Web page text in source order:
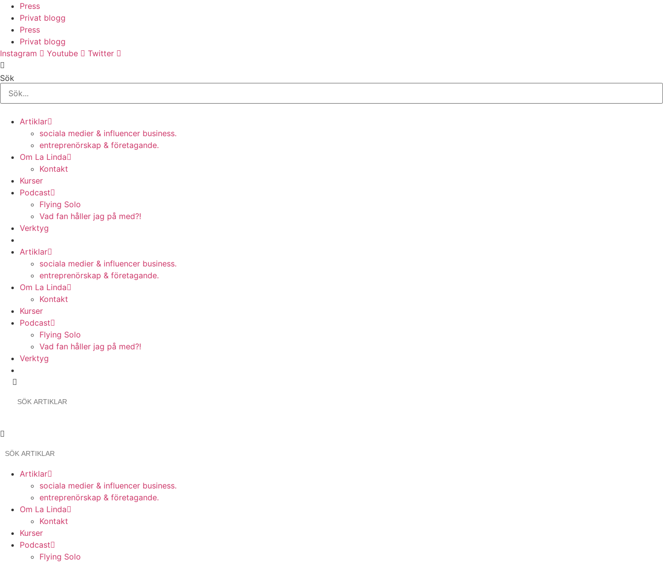
Hoppa
innehåll
Press
Privat blogg
Press
Privat blogg
Instagram
Youtube Twitter
Sök
Artiklar
sociala medier & influencer business.
entreprenörskap & företagande.
Om La Linda
Kontakt
Kurser
Podcast
Flying Solo
Vad fan håller jag på med?!
Verktyg
Artiklar
sociala medier & influencer business.
entreprenörskap & företagande.
Om La Linda
Kontakt
Kurser
Podcast
Flying Solo
Vad fan håller jag på med?!
Verktyg
Artiklar
sociala medier & influencer business.
entreprenörskap & företagande.
Om La Linda
Kontakt
Kurser
Podcast
Flying Solo